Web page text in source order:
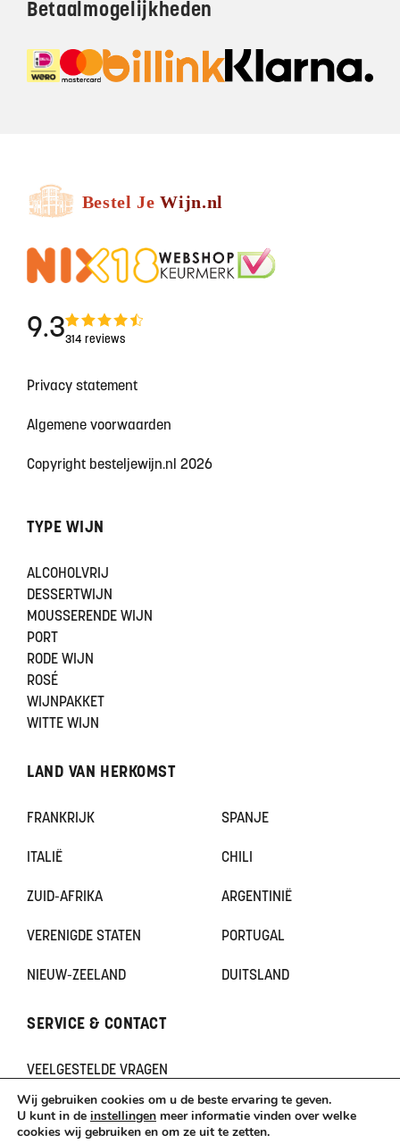
Betaalmogelijkheden
9.3314 reviews
Privacy statement
Algemene voorwaarden
Copyright besteljewijn.nl 2026
TYPE WIJN
ALCOHOLVRIJ
DESSERTWIJN
MOUSSERENDE WIJN
PORT
RODE WIJN
ROSÉ
WIJNPAKKET
WITTE WIJN
LAND VAN HERKOMST
FRANKRIJK SPANJE
ITALIË CHILI
ZUID-AFRIKA ARGENTINIË
VERENIGDE STATEN PORTUGAL
NIEUW-ZEELAND DUITSLAND
SERVICE & CONTACT
VEELGESTELDE VRAGEN
CONTACT
KLACHTEN
TERUGBETAAL- EN RETOURNERINGSBELEID
Wij gebruiken cookies om u de beste ervaring te geven.
U kunt in de instellingen meer informatie vinden over welke
cookies wij gebruiken en om ze uit te zetten.